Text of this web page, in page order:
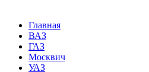
Главная
ВАЗ
ГАЗ
Москвич
УАЗ